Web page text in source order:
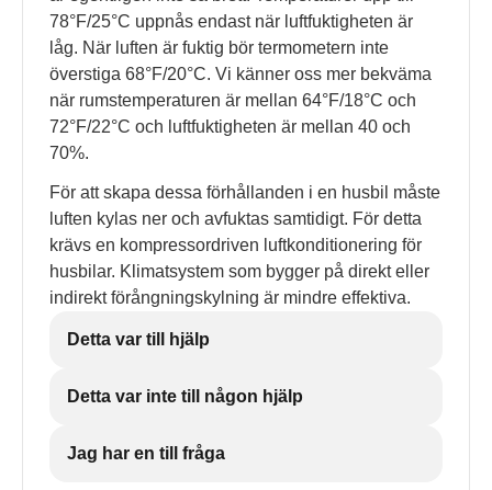
78°F/25°C uppnås endast när luftfuktigheten är
låg. När luften är fuktig bör termometern inte
överstiga 68°F/20°C. Vi känner oss mer bekväma
när rumstemperaturen är mellan 64°F/18°C och
72°F/22°C och luftfuktigheten är mellan 40 och
70%.
För att skapa dessa förhållanden i en husbil måste
luften kylas ner och avfuktas samtidigt. För detta
krävs en kompressordriven luftkonditionering för
husbilar. Klimatsystem som bygger på direkt eller
indirekt förångningskylning är mindre effektiva.
Detta var till hjälp
Detta var inte till någon hjälp
Jag har en till fråga